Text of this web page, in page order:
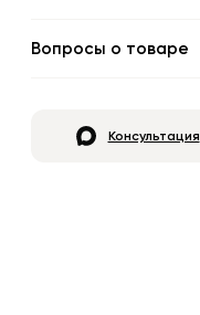
Вопросы о товаре
Консультация